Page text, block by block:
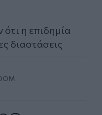
η επιδημία
διαστάσεις